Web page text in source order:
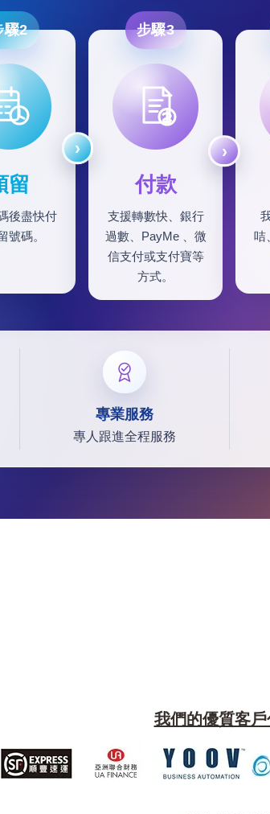
驟2
留
後盡快付
號碼。
步驟3
付款
支援轉數快、銀行
過數、PayMe 、微
信支付或支付寶等
方式。
咭
專業服務
專人跟進全程服務
我們的優質客